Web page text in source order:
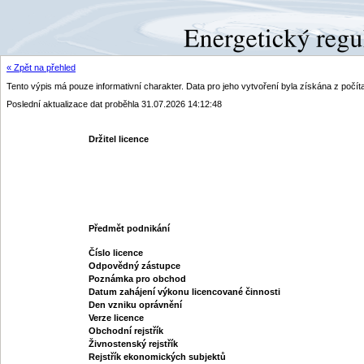
« Zpět na přehled
Tento výpis má pouze informativní charakter. Data pro jeho vytvoření byla získána z
Poslední aktualizace dat proběhla 31.07.2026 14:12:48
Držitel licence
Předmět podnikání
Číslo licence
Odpovědný zástupce
Poznámka pro obchod
Datum zahájení výkonu licencované činnosti
Den vzniku oprávnění
Verze licence
Obchodní rejstřík
Živnostenský rejstřík
Rejstřík ekonomických subjektů